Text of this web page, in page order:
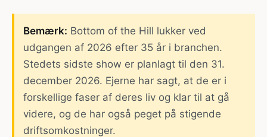
Bemærk: Bottom of the Hill lukker ved
udgangen af 2026 efter 35 år i branchen.
Stedets sidste show er planlagt til den 31.
december 2026. Ejerne har sagt, at de er i
forskellige faser af deres liv og klar til at gå
videre, og de har også peget på stigende
driftsomkostninger.